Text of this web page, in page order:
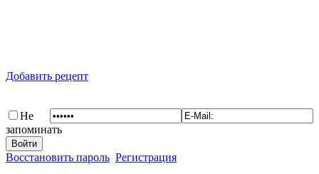
Добавить рецепт
Не
запоминать
Восстановить пароль Регистрация